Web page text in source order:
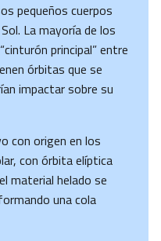
pequeños cuerpos
La mayoría de los
principal” entre
órbitas que se
impactar sobre su
con origen en los
con órbita elíptica
material helado se
una cola